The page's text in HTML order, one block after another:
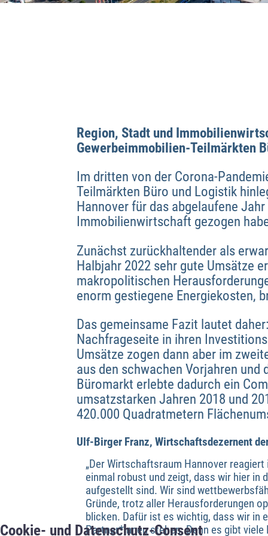
Cookie- und Datenschutz-Consent
Region, Stadt und
Gewerbeimmobilien-Teilmärkten
Im dritten von der Corona-
Teilmärkten Büro und Logistik
Hannover für das abgelaufene
Immobilienwirtschaft gezogen
Zunächst zurückhaltender als
Halbjahr 2022 sehr gute Umsätze
makropolitischen
enorm gestiegene Energiekosten,
Das gemeinsame Fazit lautet
Nachfrageseite in ihren
Umsätze zogen dann aber im
aus den schwachen Vorjahren
Büromarkt erlebte dadurch ein
umsatzstarken Jahren 2018 und
420.000 Quadratmetern
Ulf-Birger Franz, Wirtschaftsdezernent
„Der Wirtschaftsraum Hannover
einmal robust und zeigt, dass wir hier in
aufgestellt sind. Wir sind
Gründe, trotz aller Herausforderungen
blicken. Dafür ist es wichtig, dass wir in
Partner*innen stehen. Denn es gibt